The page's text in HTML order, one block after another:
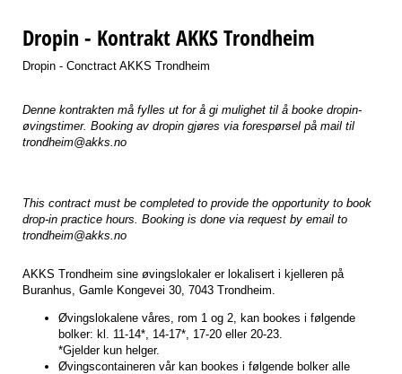
Dropin - Kontrakt AKKS Trondheim
Dropin - Conctract AKKS Trondheim
Denne kontrakten må fylles ut for å gi mulighet til å booke dropin-
øvingstimer. Booking av dropin gjøres via forespørsel på mail til
trondheim@akks.no
This contract must be completed to provide the opportunity to book
drop-in practice hours. Booking is done via request by email to
trondheim@akks.no
AKKS Trondheim sine øvingslokaler er lokalisert i kjelleren på
Buranhus, Gamle Kongevei 30, 7043 Trondheim.
Øvingslokalene våres, rom 1 og 2, kan bookes i følgende
bolker: kl. 11-14*, 14-17*, 17-20 eller 20-23.
*Gjelder kun helger.
Øvingscontaineren vår kan bookes i følgende bolker alle